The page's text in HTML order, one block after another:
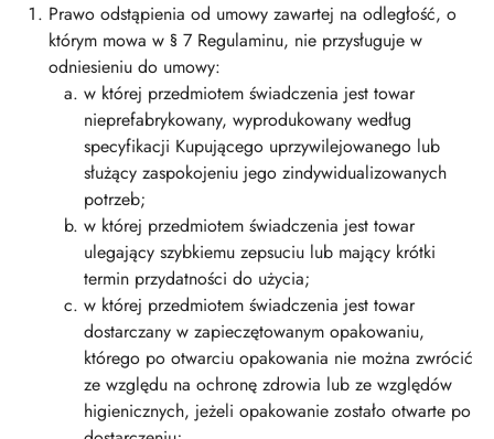
Prawo odstąpienia od umowy zawartej na odległość, o
którym mowa w § 7 Regulaminu, nie przysługuje w
odniesieniu do umowy:
w której przedmiotem świadczenia jest towar
nieprefabrykowany, wyprodukowany według
specyfikacji Kupującego uprzywilejowanego lub
służący zaspokojeniu jego zindywidualizowanych
potrzeb;
w której przedmiotem świadczenia jest towar
ulegający szybkiemu zepsuciu lub mający krótki
termin przydatności do użycia;
w której przedmiotem świadczenia jest towar
dostarczany w zapieczętowanym opakowaniu,
którego po otwarciu opakowania nie można zwrócić
ze względu na ochronę zdrowia lub ze względów
higienicznych, jeżeli opakowanie zostało otwarte po